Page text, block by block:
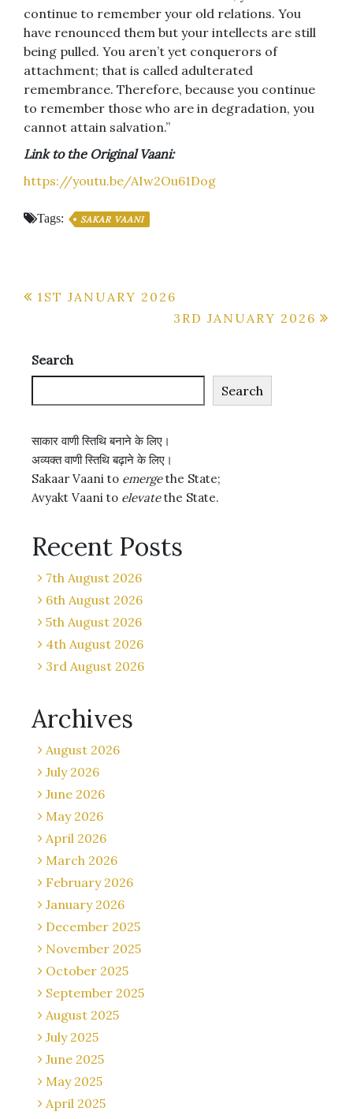
continue to remember your old relations. You
have renounced them but your intellects are still
being pulled. You aren’t yet conquerors of
attachment; that is called adulterated
remembrance. Therefore, because you continue
to remember those who are in degradation, you
cannot attain salvation.”
Link to the Original Vaani:
https://youtu.be/AIw2Ou61Dog
Tags: SAKAR VAANI
Post
1ST JANUARY 2026
3RD JANUARY 2026
Search
Search
साकार वाणी स्तिथि बनाने के लिए।
अव्यक्त वाणी स्तिथि बढ़ाने के लिए।
Sakaar Vaani to emergethe State;
Avyakt Vaani to elevatethe State.
Recent Posts
7th August 2026
6th August 2026
5th August 2026
4th August 2026
3rd August 2026
Archives
August 2026
July 2026
June 2026
May 2026
April 2026
March 2026
February 2026
January 2026
December 2025
November 2025
October 2025
September 2025
August 2025
July 2025
June 2025
May 2025
April 2025